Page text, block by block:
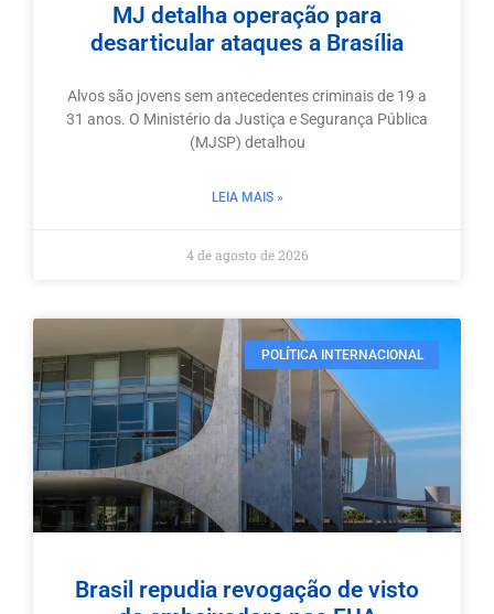
MJ detalha operação para
desarticular ataques a Brasília
Alvos são jovens sem antecedentes criminais de 19 a
31 anos. O Ministério da Justiça e Segurança Pública
(MJSP) detalhou
LEIA MAIS »
4 de agosto de 2026
POLÍTICA INTERNACIONAL
Brasil repudia revogação de visto